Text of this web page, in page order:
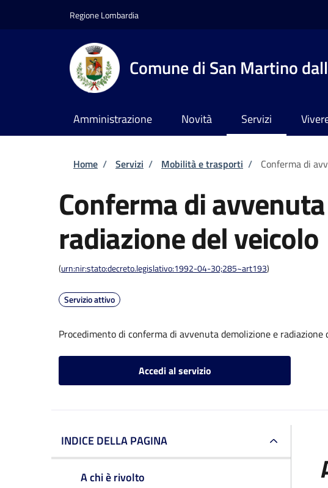
Regione Lombardia
Comune di San Martino
Amministrazione Novità Servizi
Briciole di pane
Home / Servizi / Mobilità e trasporti / Conferma di
Conferma di
radiazione del veicolo
(urn:nir:stato:decreto.legislativo:1992-04-30;285~art193)
Servizio attivo
Procedimento di conferma di avvenuta demolizione e radiazione
Accedi al servizio
INDICE DELLA PAGINA
A chi è rivolto